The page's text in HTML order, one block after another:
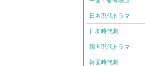
日本現代ドラマ
日本時代劇
韓国現代ドラマ
韓国時代劇